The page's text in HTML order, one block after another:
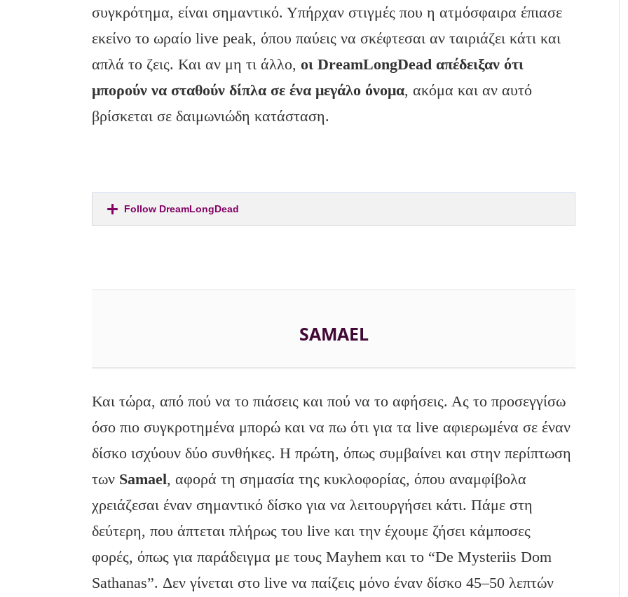
συγκρότημα, είναι σημαντικό. Υπήρχαν στιγμές που η ατμόσφαιρα έπιασε
εκείνο το ωραίο live peak, όπου παύεις να σκέφτεσαι αν ταιριάζει κάτι και
απλά το ζεις. Και αν μη τι άλλο,οι DreamLongDead απέδειξαν ότι
μπορούν να σταθούν δίπλα σε ένα μεγάλο όνομα, ακόμα και αν αυτό
βρίσκεται σε δαιμωνιώδη κατάσταση.
Follow DreamLongDead
SAMAEL
Και τώρα, από πού να το πιάσεις και πού να το αφήσεις. Ας το προσεγγίσω
όσο πιο συγκροτημένα μπορώ και να πω ότι για τα live αφιερωμένα σε έναν
δίσκο ισχύουν δύο συνθήκες. Η πρώτη, όπως συμβαίνει και στην περίπτωση
των Samael, αφορά τη σημασία της κυκλοφορίας, όπου αναμφίβολα
χρειάζεσαι έναν σημαντικό δίσκο για να λειτουργήσει κάτι. Πάμε στη
δεύτερη, που άπτεται πλήρως του live και την έχουμε ζήσει κάμποσες
φορές, όπως για παράδειγμα με τους Mayhem και το “De Mysteriis Dom
Sathanas”. Δεν γίνεται στο live να παίζεις μόνο έναν δίσκο 45–50 λεπτών